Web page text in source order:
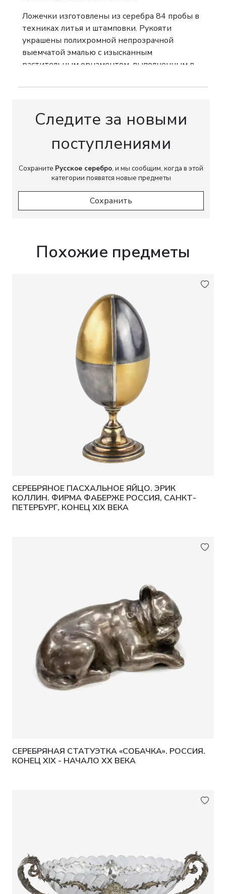
Ложечки изготовлены из серебра 84 пробы в
техниках литья и штамповки. Рукояти
украшены полихромной непрозрачной
выемчатой эмалью с изысканным
растительным орнаментом, выполненным в
эмали с серебряной поверхностью и
изделиям особую декоративную
выразительность, характерную для лучших
времени.
Комплект сохранился в оригинальном
деревянном кофре с тканевой отделкой,
изготовленном специально для данного
набора. Наличие оригинального футляра
Пробирное клеймо в овальном
«ИЛ». Московское окружное пробирное
управление. Управляющий Московским
окружным пробирным управлением - Иван
Сергеевич Лебедкин. Период использования
клейма: 1908-1917 годы.
Клеймо мастера: инициалы «В.А.» с точкой в
прямоугольном щитке - клеймо серебряных
дел мастера Василия Ивановича Андреева,
работавшего в Москве в 1908-1917 годах.
Длина ложки: 11 см. Ширина ложки:
2,3 см. Размеры кофра: 16,0 × 11,6 × 2,7 см.
Общий вес набора: 82 г. Вес одной
Состояние: Хорошее коллекционное
состояние.
Следите за новыми
поступлениями
Сохраните Русское серебро, и мы сообщим, когда в этой
категории появятся новые предметы
Сохранить
Похожие предметы
СЕРЕБРЯНОЕ ПАСХАЛЬНОЕ ЯЙЦО. ЭРИК
КОЛЛИН. ФИРМА ФАБЕРЖЕ РОССИЯ, САНКТ-
ПЕТЕРБУРГ, КОНЕЦ XIX ВЕКА
СЕРЕБРЯНАЯ СТАТУЭТКА «СОБАЧКА». РОССИЯ.
КОНЕЦ XIX - НАЧАЛО XX ВЕКА